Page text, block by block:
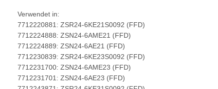
Verwendet in:
7712220881: ZSR24-6KE21S0092 (FFD)
7712224888: ZSN24-6AME21 (FFD)
7712224889: ZSN24-6AE21 (FFD)
7712230839: ZSR24-6KE23S0092 (FFD)
7712231700: ZSN24-6AME23 (FFD)
7712231701: ZSN24-6AE23 (FFD)